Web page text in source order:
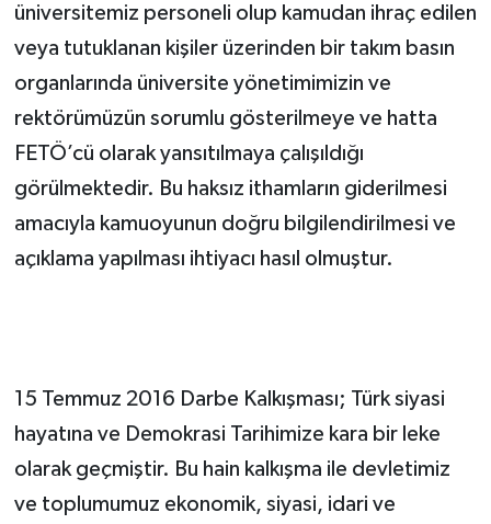
üniversitemiz personeli olup kamudan ihraç edilen
veya tutuklanan kişiler üzerinden bir takım basın
organlarında üniversite yönetimimizin ve
rektörümüzün sorumlu gösterilmeye ve hatta
FETÖ’cü olarak yansıtılmaya çalışıldığı
görülmektedir. Bu haksız ithamların giderilmesi
amacıyla kamuoyunun doğru bilgilendirilmesi ve
açıklama yapılması ihtiyacı hasıl olmuştur.
15 Temmuz 2016 Darbe Kalkışması; Türk siyasi
hayatına ve Demokrasi Tarihimize kara bir leke
olarak geçmiştir. Bu hain kalkışma ile devletimiz
ve toplumumuz ekonomik, siyasi, idari ve